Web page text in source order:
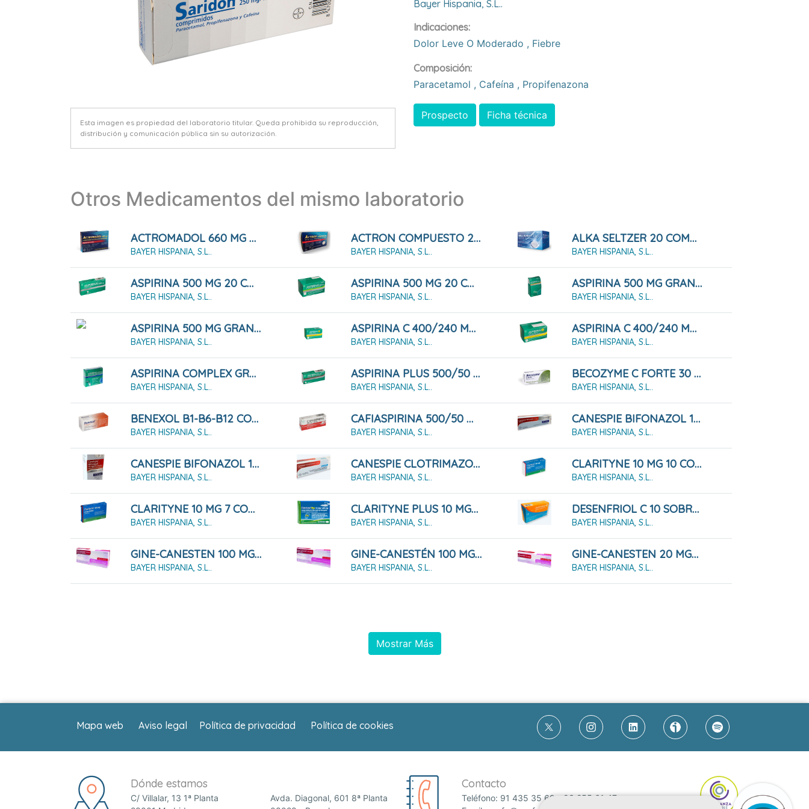
Esta imagen es propiedad del laboratorio titular. Queda prohibida su reproducción,
distribución y comunicación pública sin su autorización.
Bayer Hispania, S.l..
Indicaciones:
Dolor Leve O Moderado , Fiebre
Composición:
Paracetamol , Cafeína , Propifenazona
Prospecto Ficha técnica
Otros Medicamentos del mismo laboratorio
ACTROMADOL 660 MG COMPRIMIDOS DE LIBERACIÓN MODIFICADA, 8 Comprimidos
BAYER HISPANIA, S.L..
ACTRON COMPUESTO 20 COMPRIMIDOS EFERVESCENTES
BAYER HISPANIA, S.L..
ALKA SELTZER 20 COMPRIMIDOS EFERVESCENTES
BAYER HISPANIA, S.L..
ASPIRINA 500 MG 20 COMPRIMIDOS
BAYER HISPANIA, S.L..
ASPIRINA 500 MG 20 COMPRIMIDOS EFERVESCENTES
BAYER HISPANIA, S.L..
ASPIRINA 500 MG GRANULADO 10 SOBRES
BAYER HISPANIA, S.L..
ASPIRINA 500 MG GRANULADO 20 SOBRES
BAYER HISPANIA, S.L..
ASPIRINA C 400/240 MG 10 COMPRIMIDOS EFERVESCENTES
BAYER HISPANIA, S.L..
ASPIRINA C 400/240 MG 20 COMPRIMIDOS EFERVESCENTES
BAYER HISPANIA, S.L..
ASPIRINA COMPLEX GRANULADO EFERVESCENTE 10 SOBRES
BAYER HISPANIA, S.L..
ASPIRINA PLUS 500/50 MG 20 COMPRIMIDOS
BAYER HISPANIA, S.L..
BECOZYME C FORTE 30 GRAGEAS
BAYER HISPANIA, S.L..
BENEXOL B1-B6-B12 COMPRIMIDOS RECUBIERTOS CON PELÍCULA
BAYER HISPANIA, S.L..
CAFIASPIRINA 500/50 MG 20 COMPRIMIDOS
BAYER HISPANIA, S.L..
CANESPIE BIFONAZOL 10 MG/G CREMA 20 GRAMOS
BAYER HISPANIA, S.L..
CANESPIE BIFONAZOL 10 MG/ML SOLUCION PARA PULVERIZACION CUTANEA , 30 ML
BAYER HISPANIA, S.L..
CANESPIE CLOTRIMAZOL 10 MG/G CREMA 30 GRAMOS
BAYER HISPANIA, S.L..
CLARITYNE 10 MG 10 COMPRIMIDOS
BAYER HISPANIA, S.L..
CLARITYNE 10 MG 7 COMPRIMIDOS
BAYER HISPANIA, S.L..
CLARITYNE PLUS 10 MG/240 MG 7 COMPRIMIDOS
BAYER HISPANIA, S.L..
DESENFRIOL C 10 SOBRES
BAYER HISPANIA, S.L..
GINE-CANESTEN 100 MG 6 COMPRIMIDOS VAGINALES
BAYER HISPANIA, S.L..
GINE-CANESTÉN 100 MG/G CREMA VAGINAL (10%) 5 GRAMOS
BAYER HISPANIA, S.L..
GINE-CANESTEN 20 MG/G CREMA 20 G
BAYER HISPANIA, S.L..
Mostrar Más
Mapa web Aviso legal Política de privacidad Política de cookies
Dónde estamos
C/ Villalar, 13 1ª Planta
Avda. Diagonal, 601 8ª Planta
Contacto
Teléfono: 91 435 35 69
93 255 61 47